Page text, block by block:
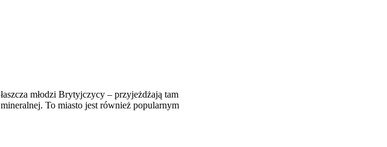
młodzi Brytyjczycy – przyjeżdżają tam
To miasto jest również popularnym